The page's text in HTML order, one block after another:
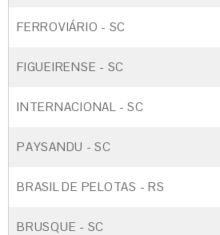
FERROVIÁRIO - SC
FIGUEIRENSE - SC
INTERNACIONAL - SC
PAYSANDU - SC
BRASIL DE PELOTAS - RS
BRUSQUE - SC